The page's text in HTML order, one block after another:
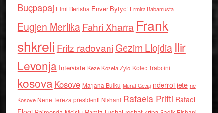
Buçpapaj Elmi Berisha Enver Bytyci Ermira Babamusta
Eugjen MerlikaFahri Xharra Frank
shkreli Fritz radovaniGezim Llojdia Ilir
Levonja Interviste Keze Kozeta Zylo Kolec Traboini
kosova Kosove Marjana Bulku Murat Gecaj nderroi jete ne
Kosove Nene Tereza presidenti Nishani Rafaela Prifti Rafael